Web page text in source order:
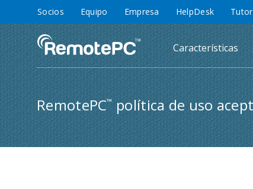
Socios Equipo Empresa HelpDesk
Características
RemotePC™política de uso